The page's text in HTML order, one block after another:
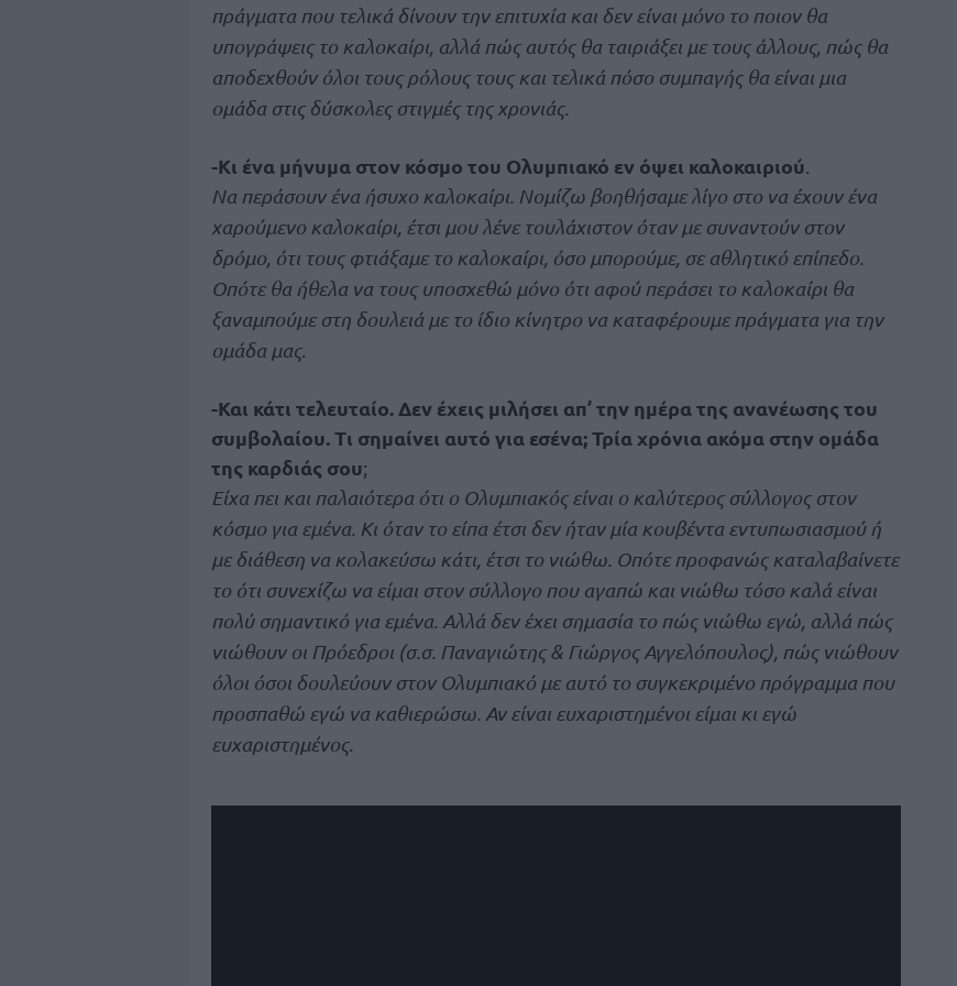
πράγματα που τελικά δίνουν την επιτυχία και δεν είναι μόνο το ποιον θα
υπογράψεις το καλοκαίρι, αλλά πώς αυτός θα ταιριάξει με τους άλλους, πώς θα
αποδεχθούν όλοι τους ρόλους τους και τελικά πόσο συμπαγής θα είναι μια
ομάδα στις δύσκολες στιγμές της χρονιάς.
-Κι ένα μήνυμα στον κόσμο του Ολυμπιακό εν όψει καλοκαιριού
Να περάσουν ένα ήσυχο καλοκαίρι. Νομίζω βοηθήσαμε λίγο στο να έχουν ένα
χαρούμενο καλοκαίρι, έτσι μου λένε τουλάχιστον όταν με συναντούν στον
δρόμο, ότι τους φτιάξαμε το καλοκαίρι, όσο μπορούμε, σε αθλητικό επίπεδο.
Οπότε θα ήθελα να τους υποσχεθώ μόνο ότι αφού περάσει το καλοκαίρι θα
ξαναμπούμε στη δουλειά με το ίδιο κίνητρο να καταφέρουμε πράγματα για την
ομάδα μας.
-Και κάτι τελευταίο. Δεν έχεις μιλήσει απ’ την ημέρα της ανανέωσης του
συμβολαίου. Τι σημαίνει αυτό για εσένα; Τρία χρόνια ακόμα στην ομάδα
της καρδιάς σου;
Είχα πει και παλαιότερα ότι ο Ολυμπιακός είναι ο καλύτερος σύλλογος στον
κόσμο για εμένα. Κι όταν το είπα έτσι δεν ήταν μία κουβέντα εντυπωσιασμού ή
με διάθεση να κολακεύσω κάτι, έτσι το νιώθω. Οπότε προφανώς καταλαβαίνετε
το ότι συνεχίζω να είμαι στον σύλλογο που αγαπώ και νιώθω τόσο καλά είναι
πολύ σημαντικό για εμένα. Αλλά δεν έχει σημασία το πώς νιώθω εγώ, αλλά πώς
νιώθουν οι Πρόεδροι (σ.σ. Παναγιώτης & Γιώργος Αγγελόπουλος), πώς νιώθουν
όλοι όσοι δουλεύουν στον Ολυμπιακό με αυτό το συγκεκριμένο πρόγραμμα που
προσπαθώ εγώ να καθιερώσω. Αν είναι ευχαριστημένοι είμαι κι εγώ
ευχαριστημένος.